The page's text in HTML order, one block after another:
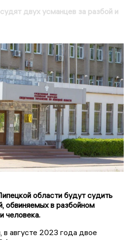
двух усманцев за разбой и
области будут судить
обвиняемых в разбойном
человека.
августе 2023 года двое